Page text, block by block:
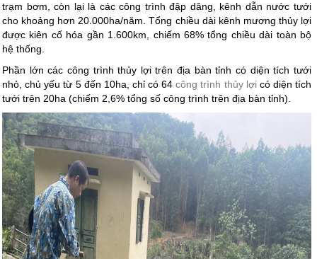
trạm bơm, còn lại là các công trình đập dâng, kênh dẫn nước tưới
cho khoảng hơn 20.000ha/năm. Tổng chiều dài kênh mương thủy lợi
được kiên cố hóa gần 1.600km, chiếm 68% tổng chiều dài toàn bộ
hệ thống.
Phần lớn các công trình thủy lợi trên địa bàn tỉnh có diện tích tưới
nhỏ, chủ yếu từ 5 đến 10ha, chỉ có 64công trình thủy lợi có diện tích
tưới trên 20ha (chiếm 2,6% tổng số công trình trên địa bàn tỉnh).